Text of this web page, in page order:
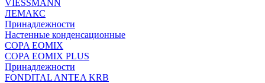
VIESSMANN
ЛЕМАКС
Принадлежности
Настенные конденсационные
COPA EOMIX
COPA EOMIX PLUS
Принадлежности
FONDITAL ANTEA KRB